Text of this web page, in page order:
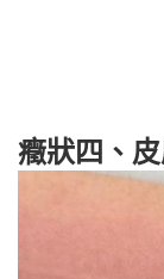
癥狀四、